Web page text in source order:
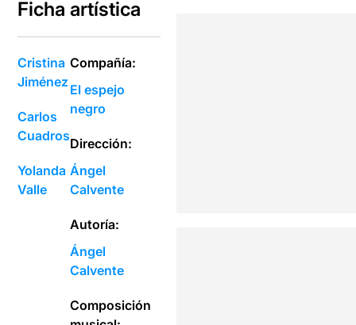
Ficha artística
Cristina
Jiménez
Carlos
Cuadros
Yolanda
Valle
Compañía:
El espejo
negro
Dirección:
Ángel
Calvente
Autoría:
Ángel
Calvente
Composición